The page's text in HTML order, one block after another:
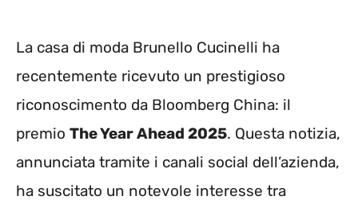
La casa di moda Brunello Cucinelli ha
recentemente ricevuto un prestigioso
riconoscimento da Bloomberg China: il
premio The Year Ahead 2025. Questa notizia,
annunciata tramite i canali social dell’azienda,
ha suscitato un notevole interesse tra